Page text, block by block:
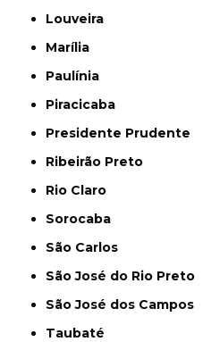
Louveira
Marília
Paulínia
Piracicaba
Presidente Prudente
Ribeirão Preto
Rio Claro
Sorocaba
São Carlos
São José do Rio Preto
São José dos Campos
Taubaté